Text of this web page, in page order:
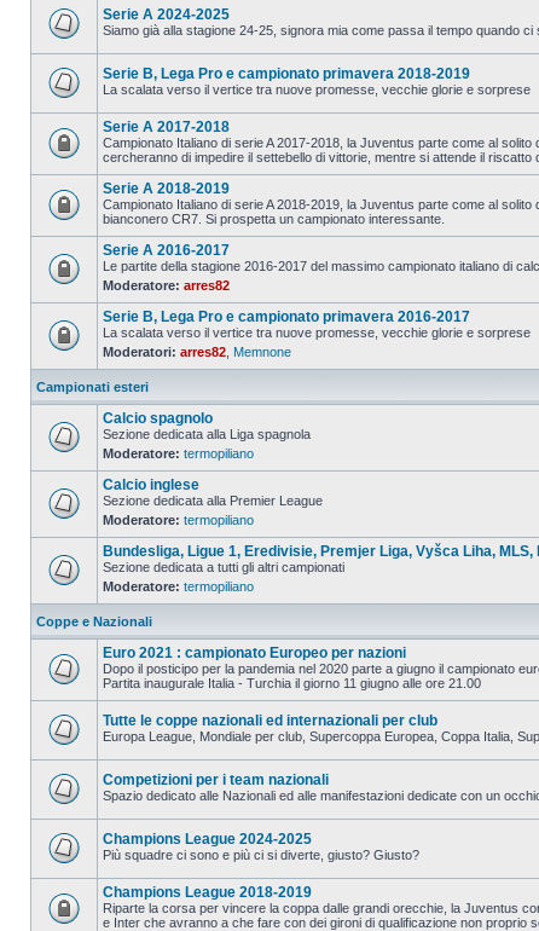
Serie A 2024-2025
Siamo già alla stagione 24-25, signora mia come passa il tempo quando ci
Serie B, Lega Pro e campionato primavera 2018-2019
La scalata verso il vertice tra nuove promesse, vecchie glorie e sorprese
Serie A 2017-2018
Campionato Italiano di serie A 2017-2018, la Juventus parte come al
cercheranno di impedire il settebello di vittorie, mentre si attende il riscatto
Serie A 2018-2019
Campionato Italiano di serie A 2018-2019, la Juventus parte come al
bianconero CR7. Si prospetta un campionato interessante.
Serie A 2016-2017
Le partite della stagione 2016-2017 del massimo campionato italiano di
Moderatore: arres82
Serie B, Lega Pro e campionato primavera 2016-2017
La scalata verso il vertice tra nuove promesse, vecchie glorie e sorprese
Moderatori: arres82 Memnone
Campionati esteri
Calcio spagnolo
Sezione dedicata alla Liga spagnola
Moderatore: termopiliano
Calcio inglese
Sezione dedicata alla Premier League
Moderatore: termopiliano
Bundesliga, Ligue 1, Eredivisie, Premjer Liga, Vyšca Liha,
Sezione dedicata a tutti gli altri campionati
Moderatore: termopiliano
Coppe e Nazionali
Euro 2021 : campionato Europeo per nazioni
Dopo il posticipo per la pandemia nel 2020 parte a giugno il campionato
Partita inaugurale Italia - Turchia il giorno 11 giugno alle ore 21.00
Tutte le coppe nazionali ed internazionali per club
Europa League, Mondiale per club, Supercoppa Europea, Coppa Italia,
Competizioni per i team nazionali
Spazio dedicato alle Nazionali ed alle manifestazioni dedicate con un
Champions League 2024-2025
Più squadre ci sono e più ci si diverte, giusto? Giusto?
Champions League 2018-2019
Riparte la corsa per vincere la coppa dalle grandi orecchie, la Juventus
e Inter che avranno a che fare con dei gironi di qualificazione non proprio